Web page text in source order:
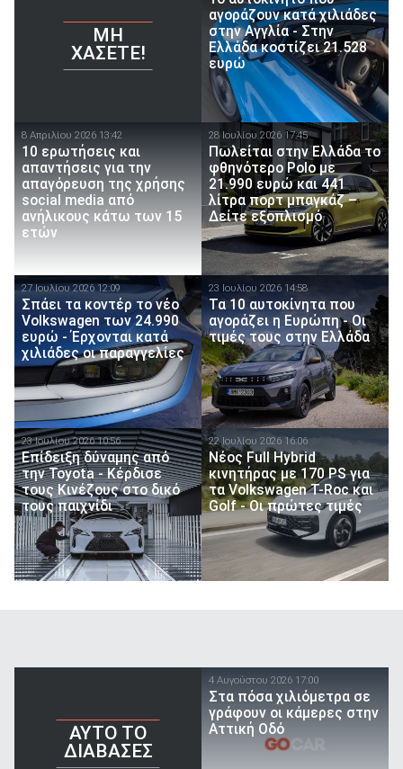
ΜΗ
ΧΆΣΕΤΕ!
αγοράζουν κατά χιλιάδες
στην Αγγλία - Στην
Ελλάδα κοστίζει 21.528
ευρώ
8 Απριλίου 2026 13:42
10 ερωτήσεις και
απαντήσεις για την
απαγόρευση της χρήσης
social media από
ανήλικους κάτω των 15
ετών
28 Ιουλίου 2026 17:45
Πωλείται στην Ελλάδα το
φθηνότερο Polo με
21.990 ευρώ και 441
λίτρα πορτ μπαγκάζ –
Δείτε εξοπλισμό
27 Ιουλίου 2026 12:09
Σπάει τα κοντέρ το νέο
Volkswagen των 24.990
ευρώ - Έρχονται κατά
χιλιάδες οι παραγγελίες
23 Ιουλίου 2026 14:58
Τα 10 αυτοκίνητα που
αγοράζει η Ευρώπη - Οι
τιμές τους στην Ελλάδα
23 Ιουλίου 2026 10:56
Επίδειξη δύναμης από
την Toyota - Κέρδισε
τους Κινέζους στο δικό
τους παιχνίδι
22 Ιουλίου 2026 16:06
Nέος Full Hybrid
κινητήρας με 170 PS για
τα Volkswagen T-Roc και
Golf - Οι πρώτες τιμές
AYTO TO
ΔΙΑΒΑΣΕΣ
4 Αυγούστου 2026 17:00
Στα πόσα χιλιόμετρα σε
γράφουν οι κάμερες στην
Αττική Οδό